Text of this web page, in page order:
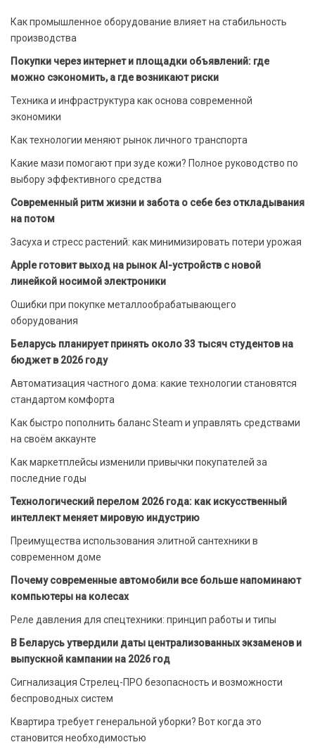
Как промышленное оборудование влияет на стабильность
производства
Покупки через интернет и площадки объявлений: где
можно сэкономить, а где возникают риски
Техника и инфраструктура как основа современной
экономики
Как технологии меняют рынок личного транспорта
Какие мази помогают при зуде кожи? Полное руководство по
выбору эффективного средства
Современный ритм жизни и забота о себе без откладывания
на потом
Засуха и стресс растений: как минимизировать потери урожая
Apple готовит выход на рынок AI-устройств с новой
линейкой носимой электроники
Ошибки при покупке металлообрабатывающего
оборудования
Беларусь планирует принять около 33 тысяч студентов на
бюджет в 2026 году
Автоматизация частного дома: какие технологии становятся
стандартом комфорта
Как быстро пополнить баланс Steam и управлять средствами
на своём аккаунте
Как маркетплейсы изменили привычки покупателей за
последние годы
Технологический перелом 2026 года: как искусственный
интеллект меняет мировую индустрию
Преимущества использования элитной сантехники в
современном доме
Почему современные автомобили все больше напоминают
компьютеры на колесах
Реле давления для спецтехники: принцип работы и типы
В Беларусь утвердили даты централизованных экзаменов и
выпускной кампании на 2026 год
Сигнализация Стрелец-ПРО безопасность и возможности
беспроводных систем
Квартира требует генеральной уборки? Вот когда это
становится необходимостью